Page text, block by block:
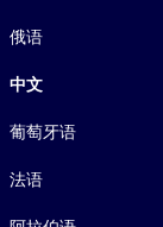
俄语
中文
葡萄牙语
法语